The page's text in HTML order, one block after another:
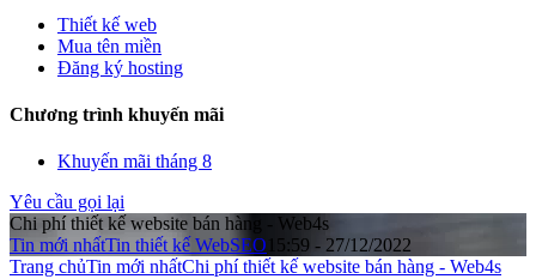
Thiết kế web
Mua tên miền
Đăng ký hosting
Chương trình khuyến mãi
Khuyến mãi tháng 8
Yêu cầu gọi lại
Chi phí thiết kế website bán hàng - Web4s
Tin mới nhấtTin thiết kế WebSEO 15:59 - 27/12/2022
Trang chủTin mới nhấtChi phí thiết kế website bán hàng - Web4s